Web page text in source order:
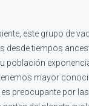
este grupo de
desde tiempos
población
mayor
preocupante por